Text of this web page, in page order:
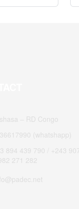
– RD Congo
(whatshapp)
894 439 790 / ‎+243
271 282